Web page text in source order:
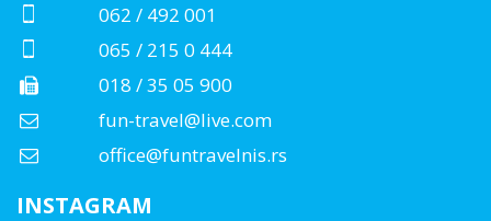
062 / 492 001
065 / 215 0 444
018 / 35 05 900
fun-travel@live.com
office@funtravelnis.rs
INSTAGRAM